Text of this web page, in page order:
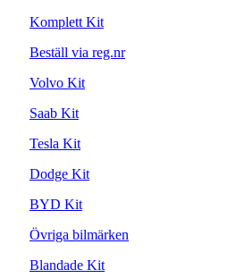
Komplett Kit
Beställ via reg.nr
Volvo Kit
Saab Kit
Tesla Kit
Dodge Kit
BYD Kit
Övriga bilmärken
Blandade Kit